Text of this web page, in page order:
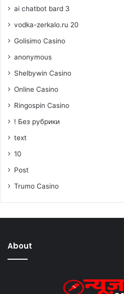
ai chatbot bard 3
vodka-zerkalo.ru 20
Golisimo Casino
anonymous
Shelbywin Casino
Online Casino
Ringospin Casino
! Без рубрики
text
10
Post
Trumo Casino
About